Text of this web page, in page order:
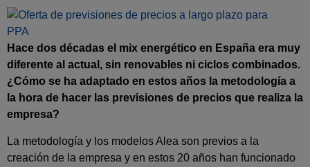
Hace dos décadas el mix energético en España era muy
diferente al actual, sin renovables ni ciclos combinados.
¿Cómo se ha adaptado en estos años la metodología a
la hora de hacer las previsiones de precios que realiza la
empresa?
La metodología y los modelos Alea son previos a la
creación de la empresa y en estos 20 años han funcionado